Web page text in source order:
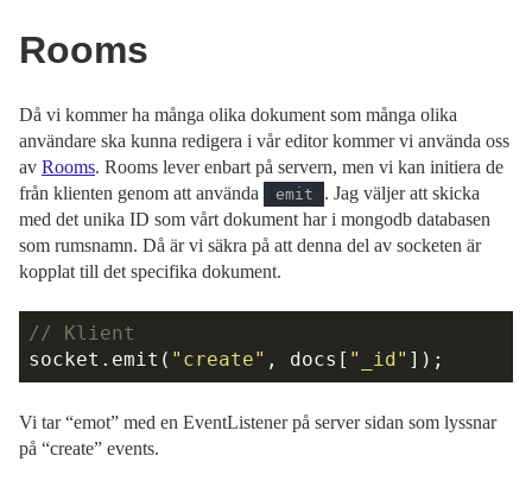
Rooms
Då vi kommer ha många olika dokument som många olika
användare ska kunna redigera i vår editor kommer vi använda oss
av Rooms. Rooms lever enbart på servern, men vi kan initiera de
från klienten genom att använda
emit
. Jag väljer att skicka
med det unika ID som vårt dokument har i mongodb databasen
som rumsnamn. Då är vi säkra på att denna del av socketen är
kopplat till det specifika dokument.
// Klient
socket.emit( "create" , docs[ "_id"
Vi tar “emot” med en EventListener på server sidan som lyssnar
på “create” events.